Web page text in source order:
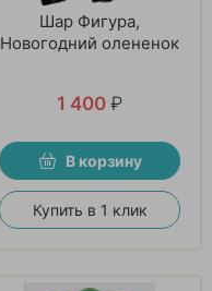
Шар Фигура,
Новогодний олененок
1 400 ₽
В корзину
Купить в 1 клик